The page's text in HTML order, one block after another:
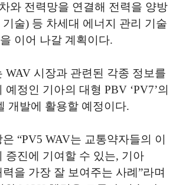
와 전력망을 연결해 전력을 양방
술) 등 차세대 에너지 관리 기술
이어 나갈 계획이다.
WAV 시장과 관련된 각종 정보를
정인 기아의 대형 PBV ‘PV7’의
개발에 활용할 예정이다.
“PV5 WAV는 교통약자들의 이
증진에 기여할 수 있는, 기아
을 가장 잘 보여주는 사례”라며